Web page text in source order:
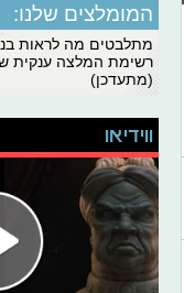
המומלצים שלנו:
מתלבטים מה לראות
רשימת המלצה ענקית
(מתעדכן)
ווידיאו